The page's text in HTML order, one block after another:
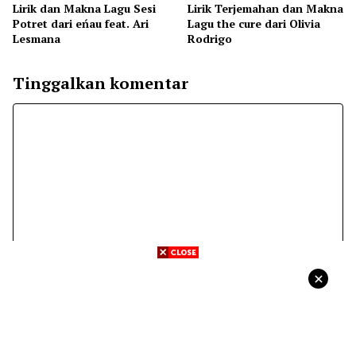
Lirik dan Makna Lagu Sesi
Potret dari eńau feat. Ari
Lesmana
Lirik Terjemahan dan Makna
Lagu the cure dari Olivia
Rodrigo
Tinggalkan komentar
Komentar